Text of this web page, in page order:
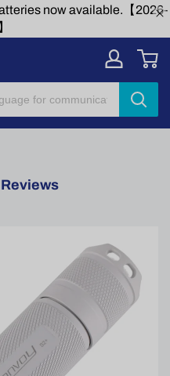
🔈Limited Linkdata 65P